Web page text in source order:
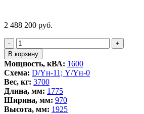
2 488 200 руб.
-
Количество
товара
Сухой
силовой
трансформатор
ТСЛ-1600
+
В корзину
Мощность, кВА: 1600
Схема: D/Yн-11; Y/Yн-0
Вес, кг: 3700
Длина, мм: 1775
Ширина, мм: 970
Высота, мм: 1925